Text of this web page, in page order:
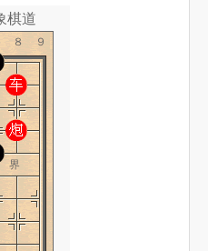
棋道
８９